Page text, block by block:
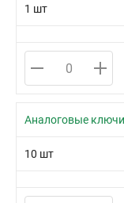
1 шт
Аналоговые
10 шт